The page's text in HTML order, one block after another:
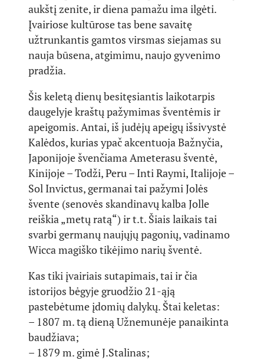
aukštį zenite, ir diena pamažu ima ilgėti.
Įvairiose kultūrose tas bene savaitę
užtrunkantis gamtos virsmas siejamas su
nauja būsena, atgimimu, naujo gyvenimo
pradžia.
Šis keletą dienų besitęsiantis laikotarpis
daugelyje kraštų pažymimas šventėmis ir
apeigomis. Antai, iš judėjų apeigų išsivystė
Kalėdos, kurias ypač akcentuoja Bažnyčia,
Japonijoje švenčiama Ameterasu šventė,
Kinijoje – Todži, Peru – Inti Raymi, Italijoje –
Sol Invictus, germanai tai pažymi Jolės
švente (senovės skandinavų kalba Jolle
reiškia „metų ratą“) ir t.t. Šiais laikais tai
svarbi germanų naujųjų pagonių, vadinamo
Wicca magiško tikėjimo narių šventė.
Kas tiki įvairiais sutapimais, tai ir čia
istorijos bėgyje gruodžio 21-ąją
pastebėtume įdomių dalykų. Štai keletas:
– 1807 m. tą dieną Užnemunėje panaikinta
baudžiava;
– 1879 m. gimė J.Stalinas;